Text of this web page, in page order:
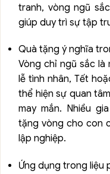
tranh, vòng ngũ
giúp duy trì sự tập
Quà tặng ý nghĩa
Vòng chỉ ngũ sắc là
lễ tình nhân, Tết
thể hiện sự quan
may mắn. Nhiều
tặng vòng cho con
lập nghiệp.
Ứng dụng trong liệu